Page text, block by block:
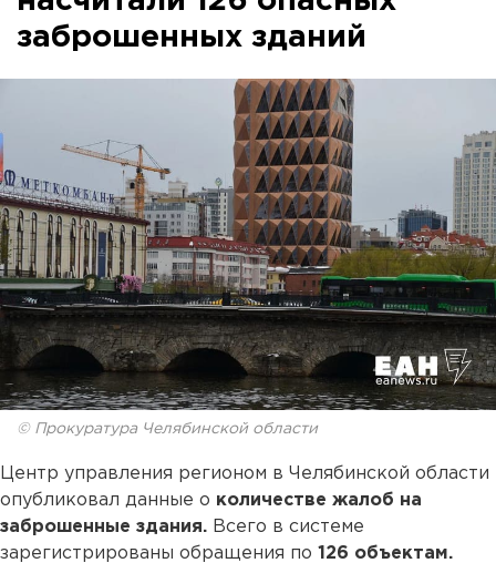
заброшенных зданий
© Прокуратура Челябинской области
Центр управления регионом в Челябинской области
опубликовал данные о количестве жалоб на
заброшенные здания. Всего в системе
зарегистрированы обращения по 126 объектам.